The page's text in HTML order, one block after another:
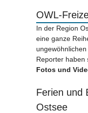
OWL-
In der Region
eine ganze
ungewöhnlichen
Reporter haben
Fotos und
Ferien und
Ostsee